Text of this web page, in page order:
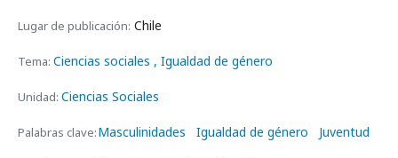
Lugar de publicación: Chile
Tema: Ciencias sociales , Igualdad de género
Unidad: Ciencias Sociales
Palabras clave:Masculinidades Igualdad de género Juventud